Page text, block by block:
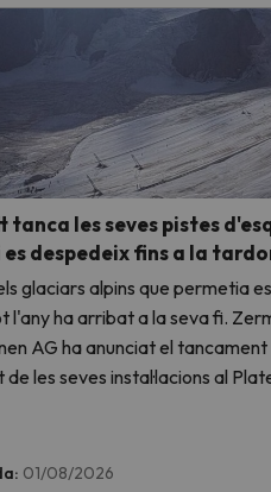
tanca les seves pistes
es despedeix fins a la
glaciars alpins que permetia
l'any ha arribat a la seva fi.
AG ha anunciat el tancament
les seves instal·lacions al
01/08/2026